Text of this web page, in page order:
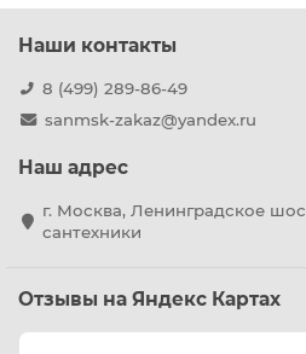
Наши контакты
8 (499) 289-86-49
sanmsk-zakaz@yandex.ru
Наш адрес
г. Москва, Ленинградское
сантехники
Отзывы на Яндекс Картах